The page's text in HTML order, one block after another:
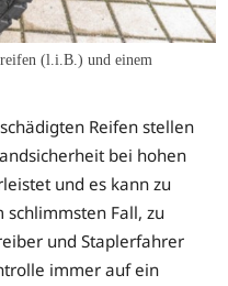
(l.i.B.) und einem
Reifen stellen
bei hohen
und es kann zu
schlimmsten Fall, zu
und Staplerfahrer
immer auf ein